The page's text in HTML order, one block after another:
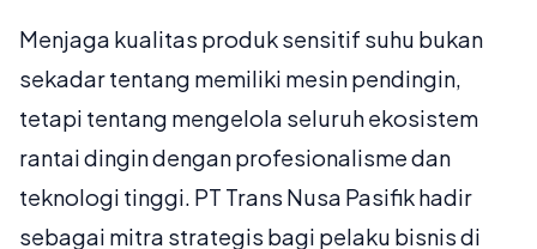
Menjaga kualitas produk sensitif suhu bukan
sekadar tentang memiliki mesin pendingin,
tetapi tentang mengelola seluruh ekosistem
rantai dingin dengan profesionalisme dan
teknologi tinggi. PT Trans Nusa Pasifik hadir
sebagai mitra strategis bagi pelaku bisnis di